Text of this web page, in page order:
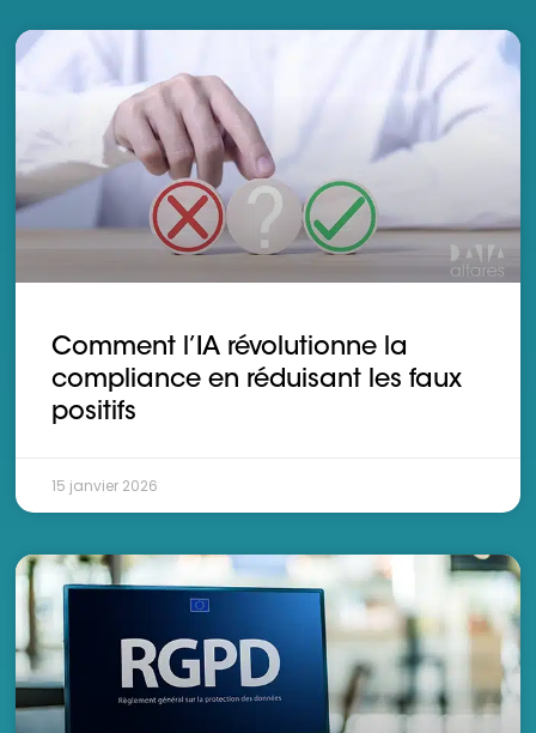
Comment l’IA révolutionne la
compliance en réduisant les faux
positifs
15 janvier 2026